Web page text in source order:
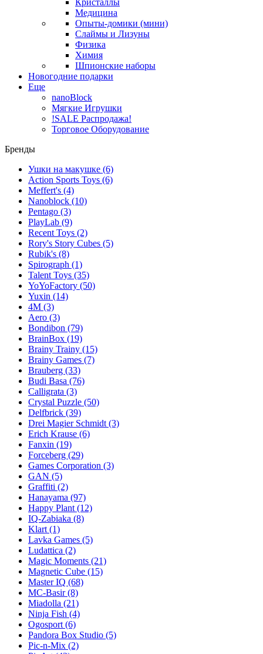
Кристаллы
Медицина
Опыты-домики (мини)
Слаймы и Лизуны
Физика
Химия
Шпионские наборы
Новогодние подарки
Еще
nanoBlock
Мягкие Игрушки
!SALE Распродажа!
Торговое Оборудование
Бренды
Ушки на макушке (6)
Action Sports Toys (6)
Meffert's (4)
Nanoblock (10)
Pentago (3)
PlayLab (9)
Recent Toys (2)
Rory's Story Cubes (5)
Rubik's (8)
Spirograph (1)
Talent Toys (35)
YoYoFactory (50)
Yuxin (14)
4M (3)
Aero (3)
Bondibon (79)
BrainBox (19)
Brainy Trainy (15)
Brainy Games (7)
Brauberg (33)
Budi Basa (76)
Calligrata (3)
Crystal Puzzle (50)
Delfbrick (39)
Drei Magier Schmidt (3)
Erich Krause (6)
Fanxin (19)
Forceberg (29)
Games Corporation (3)
GAN (5)
Graffiti (2)
Hanayama (97)
Happy Plant (12)
IQ-Zabiaka (8)
Klart (1)
Lavka Games (5)
Ludattica (2)
Magic Moments (21)
Magnetic Cube (15)
Master IQ (68)
MC-Basir(8)
Miadolla (21)
Ninja Fish (4)
Ogosport (6)
Pandora Box Studio (5)
Pic-n-Mix (2)